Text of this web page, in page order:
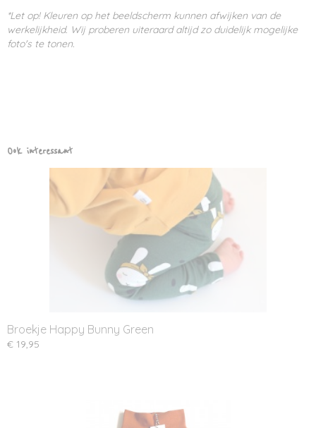
*Let op! Kleuren op het beeldscherm kunnen afwijken van de
werkelijkheid. Wij proberen uiteraard altijd zo duidelijk mogelijke
foto's te tonen.
Ook interessant
Broekje Happy Bunny Green
€ 19,95